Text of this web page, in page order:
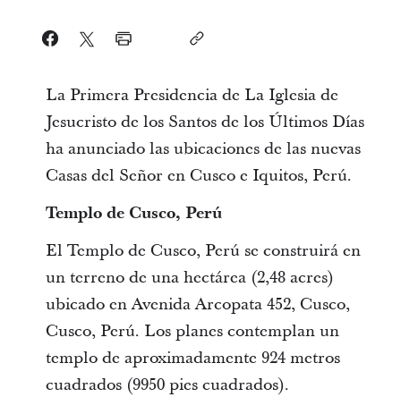
La Primera Presidencia de La Iglesia de
Jesucristo de los Santos de los Últimos Días
ha anunciado las ubicaciones de las nuevas
Casas del Señor en Cusco e Iquitos, Perú.
Templo de Cusco, Perú
El Templo de Cusco, Perú se construirá en
un terreno de una hectárea (2,48 acres)
ubicado en Avenida Arcopata 452, Cusco,
Cusco, Perú. Los planes contemplan un
templo de aproximadamente 924 metros
cuadrados (9950 pies cuadrados).